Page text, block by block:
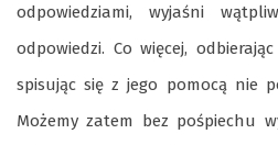
odpowiedziami, wyjaśni
odpowiedzi. Co więcej,
spisując się z jego pomocą nie
Możemy zatem bez pośpiechu